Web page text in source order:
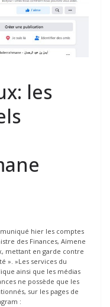
les
hier les comptes
des Finances, Aïmene
mettant en garde contre
». »Les services du
ainsi que les médias
ne possède que les
sur les pages de
: